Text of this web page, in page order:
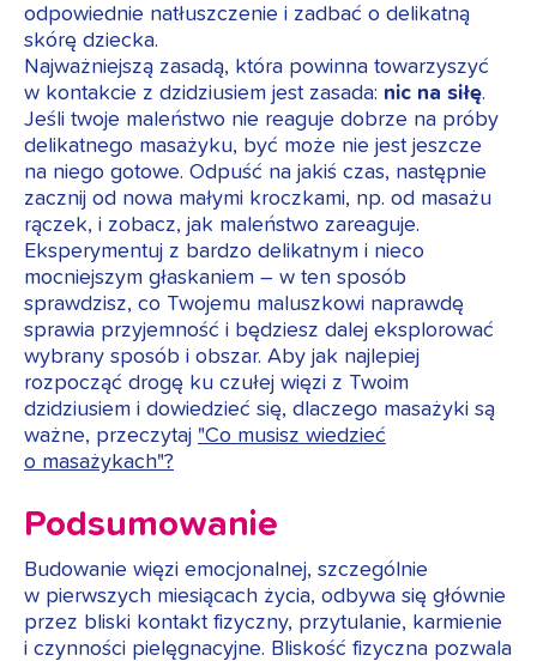
odpowiednie natłuszczenie i zadbać o delikatną
skórę dziecka.
Najważniejszą zasadą, która powinna towarzyszyć
w kontakcie z dzidziusiem jest zasada: nic na siłę.
Jeśli twoje maleństwo nie reaguje dobrze na próby
delikatnego masażyku, być może nie jest jeszcze
na niego gotowe. Odpuść na jakiś czas, następnie
zacznij od nowa małymi kroczkami, np. od masażu
rączek, i zobacz, jak maleństwo zareaguje.
Eksperymentuj z bardzo delikatnym i nieco
mocniejszym głaskaniem – w ten sposób
sprawdzisz, co Twojemu maluszkowi naprawdę
sprawia przyjemność i będziesz dalej eksplorować
wybrany sposób i obszar. Aby jak najlepiej
rozpocząć drogę ku czułej więzi z Twoim
dzidziusiem i dowiedzieć się, dlaczego masażyki są
ważne, przeczytaj "Co musisz wiedzieć
o masażykach"?
Podsumowanie
Budowanie więzi emocjonalnej, szczególnie
w pierwszych miesiącach życia, odbywa się głównie
przez bliski kontakt fizyczny, przytulanie, karmienie
i czynności pielęgnacyjne. Bliskość fizyczna pozwala